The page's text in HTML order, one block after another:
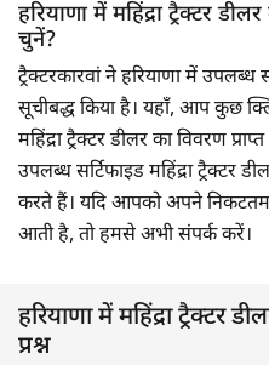
हरियाणा में महिंद्रा ट्रैक्टर
चुनें?
ट्रैक्टरकारवां ने हरियाणा में उपलब्ध
सूचीबद्ध किया है। यहाँ, आप कुछ
महिंद्रा ट्रैक्टर डीलर का विवरण
उपलब्ध सर्टिफाइड महिंद्रा ट्रैक्टर
करते हैं। यदि आपको अपने
आती है, तो हमसे अभी संपर्क करें।
हरियाणा में महिंद्रा ट्रैक्टर
प्रश्न